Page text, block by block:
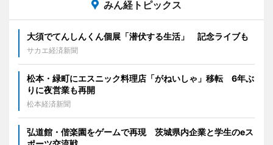
みん経トピックス
大須でてんしんくん個展「潜伏する生活」 記念ライブも
サカエ経済新聞
松本・緑町にエスニック料理店「がねいしゃ」移転 6年ぶ
りに夜営業も再開
松本経済新聞
弘道館・偕楽園をゲームで再現 茨城県内企業と学生のeス